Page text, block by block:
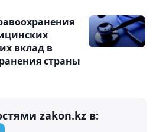
вклад в
страны
zakon.kz в: